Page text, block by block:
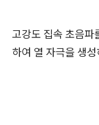
고강도 집속 초음파
하여 열 자극을 생